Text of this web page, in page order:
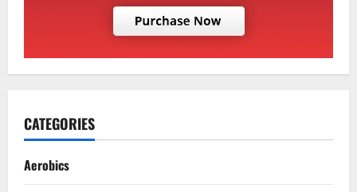
CATEGORIES
Aerobics